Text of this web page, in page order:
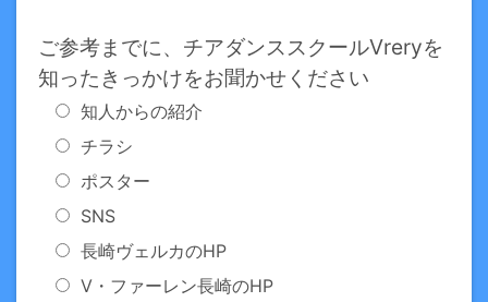
ご参考までに、チアダンススクールVreryを
知ったきっかけをお聞かせください
知人からの紹介
チラシ
ポスター
SNS
長崎ヴェルカのHP
V・ファーレン長崎のHP